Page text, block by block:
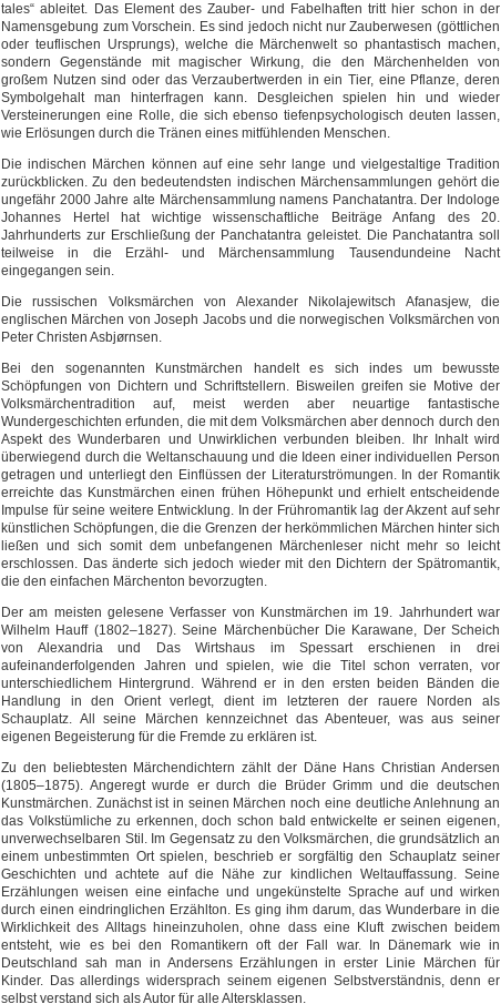
tales“ ableitet. Das Element des Zauber- und Fabelhaften tritt hier schon in der
Namensgebung zum Vorschein. Es sind jedoch nicht nur Zauberwesen (göttlichen
oder teuflischen Ursprungs), welche die Märchenwelt so phantastisch machen,
sondern Gegenstände mit magischer Wirkung, die den Märchenhelden von
großem Nutzen sind oder das Verzaubertwerden in ein Tier, eine Pflanze, deren
Symbolgehalt man hinterfragen kann. Desgleichen spielen hin und wieder
Versteinerungen eine Rolle, die sich ebenso tiefenpsychologisch deuten lassen,
wie Erlösungen durch die Tränen eines mitfühlenden Menschen.
Die indischen Märchen können auf eine sehr lange und vielgestaltige Tradition
zurückblicken. Zu den bedeutendsten indischen Märchensammlungen gehört die
ungefähr 2000 Jahre alte Märchensammlung namens Panchatantra. Der Indologe
Johannes Hertel hat wichtige wissenschaftliche Beiträge Anfang des 20.
Jahrhunderts zur Erschließung der Panchatantra geleistet. Die Panchatantra soll
teilweise in die Erzähl- und Märchensammlung Tausendundeine Nacht
eingegangen sein.
Die russischen Volksmärchen von Alexander Nikolajewitsch Afanasjew, die
englischen Märchen von Joseph Jacobs und die norwegischen Volksmärchen von
Peter Christen Asbjørnsen.
Bei den sogenannten Kunstmärchen handelt es sich indes um bewusste
Schöpfungen von Dichtern und Schriftstellern. Bisweilen greifen sie Motive der
Volksmärchentradition auf, meist werden aber neuartige fantastische
Wundergeschichten erfunden, die mit dem Volksmärchen aber dennoch durch den
Aspekt des Wunderbaren und Unwirklichen verbunden bleiben. Ihr Inhalt wird
überwiegend durch die Weltanschauung und die Ideen einer individuellen Person
getragen und unterliegt den Einflüssen der Literaturströmungen. In der Romantik
erreichte das Kunstmärchen einen frühen Höhepunkt und erhielt entscheidende
Impulse für seine weitere Entwicklung. In der Frühromantik lag der Akzent auf sehr
künstlichen Schöpfungen, die die Grenzen der herkömmlichen Märchen hinter sich
ließen und sich somit dem unbefangenen Märchenleser nicht mehr so leicht
erschlossen. Das änderte sich jedoch wieder mit den Dichtern der Spätromantik,
die den einfachen Märchenton bevorzugten.
Der am meisten gelesene Verfasser von Kunstmärchen im 19. Jahrhundert war
Wilhelm Hauff (1802–1827). Seine Märchenbücher Die Karawane, Der Scheich
von Alexandria und Das Wirtshaus im Spessart erschienen in drei
aufeinanderfolgenden Jahren und spielen, wie die Titel schon verraten, vor
unterschiedlichem Hintergrund. Während er in den ersten beiden Bänden die
Handlung in den Orient verlegt, dient im letzteren der rauere Norden als
Schauplatz. All seine Märchen kennzeichnet das Abenteuer, was aus seiner
eigenen Begeisterung für die Fremde zu erklären ist.
Zu den beliebtesten Märchendichtern zählt der Däne Hans Christian Andersen
(1805–1875). Angeregt wurde er durch die Brüder Grimm und die deutschen
Kunstmärchen. Zunächst ist in seinen Märchen noch eine deutliche Anlehnung an
das Volkstümliche zu erkennen, doch schon bald entwickelte er seinen eigenen,
unverwechselbaren Stil. Im Gegensatz zu den Volksmärchen, die grundsätzlich an
einem unbestimmten Ort spielen, beschrieb er sorgfältig den Schauplatz seiner
Geschichten und achtete auf die Nähe zur kindlichen Weltauffassung. Seine
Erzählungen weisen eine einfache und ungekünstelte Sprache auf und wirken
durch einen eindringlichen Erzählton. Es ging ihm darum, das Wunderbare in die
Wirklichkeit des Alltags hineinzuholen, ohne dass eine Kluft zwischen beidem
entsteht, wie es bei den Romantikern oft der Fall war. In Dänemark wie in
Deutschland sah man in Andersens Erzählungen in erster Linie Märchen für
Kinder. Das allerdings widersprach seinem eigenen Selbstverständnis, denn er
selbst verstand sich als Autor für alle Altersklassen.